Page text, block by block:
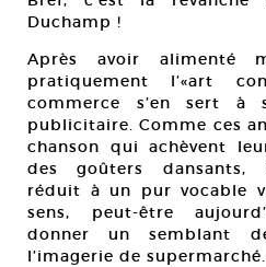
Duchamp !
Après avoir alimenté
pratiquement l’«art
commerce s’en sert à
publicitaire. Comme ces
chanson qui achèvent
des goûters dansants,
réduit à un pur vocable
sens, peut-être
donner un semblant
l’imagerie de supermarché.